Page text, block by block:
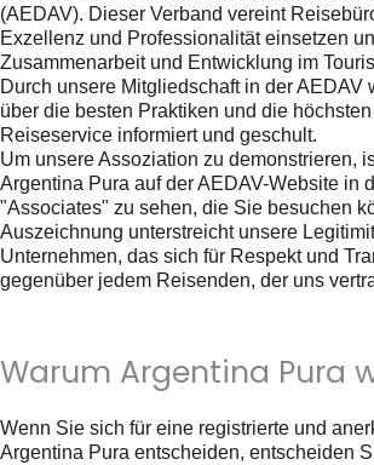
(AEDAV). Dieser Verband vereint
Exzellenz und Professionalität einsetzen
Zusammenarbeit und Entwicklung im
Durch unsere Mitgliedschaft in der AEDAV
über die besten Praktiken und die
Reiseservice informiert und geschult.
Um unsere Assoziation zu demonstrieren,
Argentina Pura auf der AEDAV-Website in
"Associates" zu sehen, die Sie besuchen
Auszeichnung unterstreicht unsere
Unternehmen, das sich für Respekt und
gegenüber jedem Reisenden, der uns
Warum Argentina Pura
Wenn Sie sich für eine registrierte und
Argentina Pura entscheiden, entscheiden